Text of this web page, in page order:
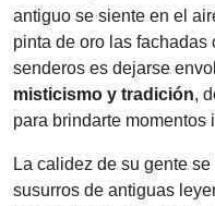
antiguo se siente en el
pinta de oro las
senderos es dejarse
misticismo y tradición,
para brindarte momentos
La calidez de su gente
susurros de antiguas